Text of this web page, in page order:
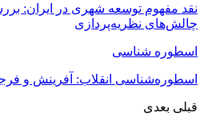
نقد مفهوم توسعه شهری در ایران:
چالش‌های نظریه‌پردازی
اسطوره شناسی
اسطوره‌شناسی انقلاب: آفرینش و
قبلی بعدی